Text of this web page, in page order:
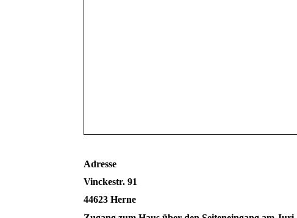
Adresse
Vinckestr. 91
44623 Herne